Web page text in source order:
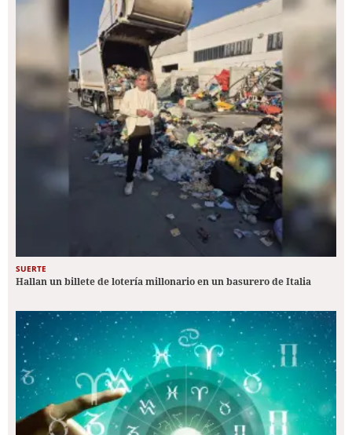
SUERTE
Hallan un billete de lotería millonario en un basurero de Italia